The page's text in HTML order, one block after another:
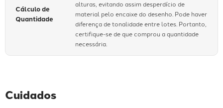
Cálculo de
Quantidade
alturas, evitando assim desperdício de
material pelo encaixe do desenho. Pode haver
diferença de tonalidade entre lotes. Portanto,
certifique-se de que comprou a quantidade
necessária.
Cuidados